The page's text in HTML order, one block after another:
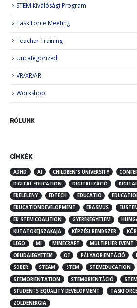
STEM Kiválósági Program
Task Force Meeting
Teacher Training
Uncategorized
VR/XR/AR
Workshop
RÓLUNK
CÍMKÉK
ADHD AI CHILDREN'S UNIVERSITY
DIGITAL EDUCATION
DIGITALIZÁCIÓ
EDELELENY
EDTECH EDUCATIO
EDUCATIONDEVELOPMENT
ERASMUS
EU STEM COALITION
GYEREKEGYETEM
KUTATOKEJSZAKAJA
KÉPZÉSI RENDSZER
LEGO
MI MINECRAFT MULTIPLIER EVENT
OBUDAIEGYETEM
OE PÁLYAORIENTÁCIÓ
SOBER
STEAM STEM STEMEDUCATION
STEMORIENTATION
STEMORIENTÁCIÓ
STUDENTS EQUALITY DEVELOPMENT
ZÖLDENERGIA